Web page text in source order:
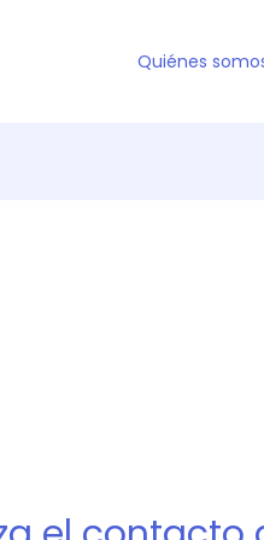
Quiénes